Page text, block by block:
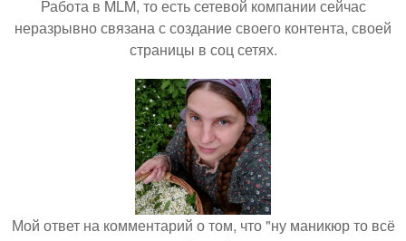
Работа в MLM, то есть сетевой компании сейчас
неразрывно связана с создание своего контента, своей
страницы в соц сетях.
Мой ответ на комментарий о том, что "ну маникюр то всё